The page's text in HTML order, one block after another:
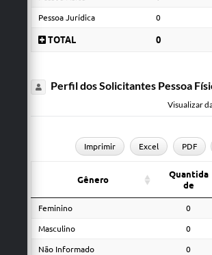
Pessoa Jurídica 0
TOTAL 0
Perfil dos Solicitantes Pessoa
Visualizar
Imprimir Excel PDF
Gênero
Quantida
de
Feminino 0
Masculino 0
Não Informado 0